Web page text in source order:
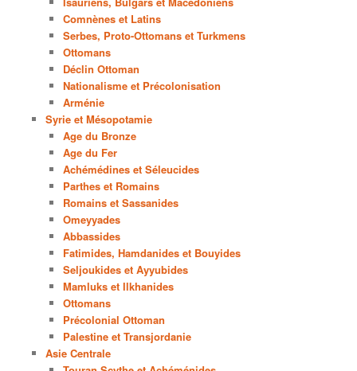
Comnènes et Latins
Serbes, Proto-Ottomans et Turkmens
Ottomans
Déclin Ottoman
Nationalisme et Précolonisation
Arménie
Syrie et Mésopotamie
Age du Bronze
Age du Fer
Achémédines et Séleucides
Parthes et Romains
Romains et Sassanides
Omeyyades
Abbassides
Fatimides, Hamdanides et Bouyides
Seljoukides et Ayyubides
Mamluks et Ilkhanides
Ottomans
Précolonial Ottoman
Palestine et Transjordanie
Asie Centrale